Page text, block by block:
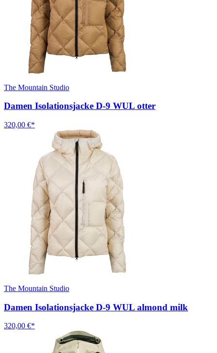
The Mountain Studio
Damen Isolationsjacke D-9 WUL otter
320,00 €*
The Mountain Studio
Damen Isolationsjacke D-9 WUL almond milk
320,00 €*